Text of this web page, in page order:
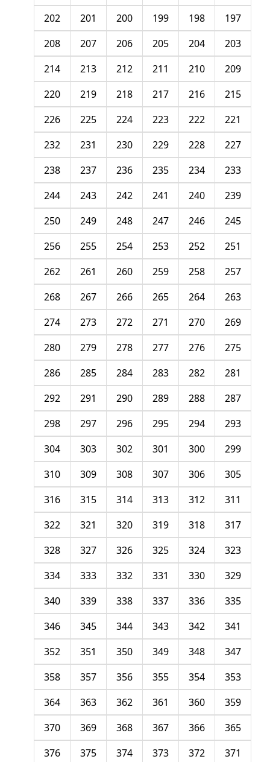
197
198
199
200
201
202
203
204
205
206
207
208
209
210
211
212
213
214
215
216
217
218
219
220
221
222
223
224
225
226
227
228
229
230
231
232
233
234
235
236
237
238
239
240
241
242
243
244
245
246
247
248
249
250
251
252
253
254
255
256
257
258
259
260
261
262
263
264
265
266
267
268
269
270
271
272
273
274
275
276
277
278
279
280
281
282
283
284
285
286
287
288
289
290
291
292
293
294
295
296
297
298
299
300
301
302
303
304
305
306
307
308
309
310
311
312
313
314
315
316
317
318
319
320
321
322
323
324
325
326
327
328
329
330
331
332
333
334
335
336
337
338
339
340
341
342
343
344
345
346
347
348
349
350
351
352
353
354
355
356
357
358
359
360
361
362
363
364
365
366
367
368
369
370
371
372
373
374
375
376